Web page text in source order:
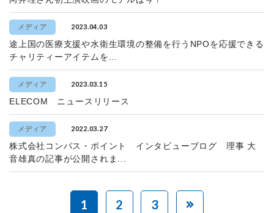
メディア 2023.04.03
途上国の医療支援や水衛生環境の整備を行うNPOを応援できる
チャリティーアイテムを...
メディア 2023.03.15
ELECOM ニュースリリース
メディア 2022.03.27
株式会社コンパス・ポイント インタビューブログ 理事 大
音雄真の記事が公開されま...
1 2 3